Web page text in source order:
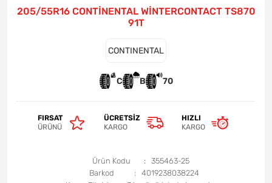
205/55R16 CONTİNENTAL WİNTERCONTACT TS870
91T
CONTINENTAL
C B 70
FIRSAT
ÜRÜNÜ
ÜCRETSIZ
KARGO
HIZLI
KARGO
Ürün Kodu
355463-25
Barkod
4019238038224